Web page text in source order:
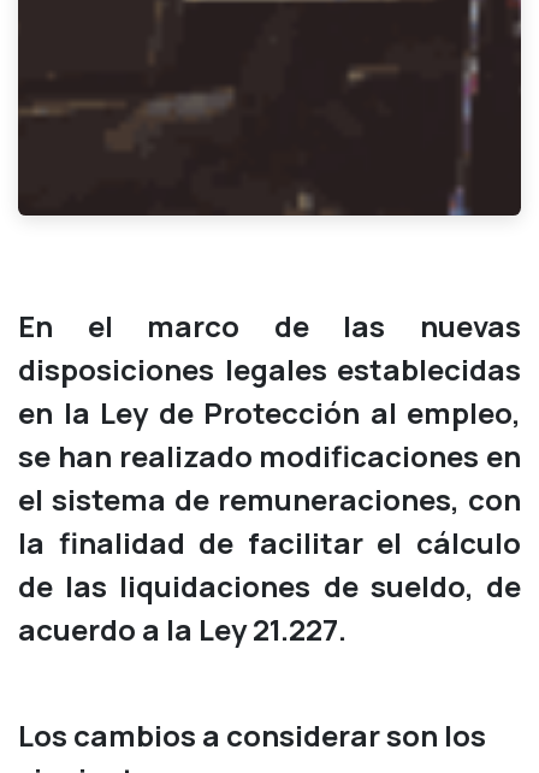
En el marco de las nuevas
disposiciones legales establecidas
en la Ley de Protección al empleo,
se han realizado modificaciones en
el sistema de remuneraciones, con
la finalidad de facilitar el cálculo
de las liquidaciones de sueldo, de
acuerdo a la Ley 21.227.
Los cambios a considerar son los